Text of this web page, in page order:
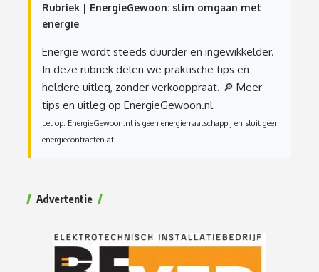
Rubriek | EnergieGewoon: slim omgaan met
energie
Energie wordt steeds duurder en ingewikkelder.
In deze rubriek delen we praktische tips en
heldere uitleg, zonder verkooppraat. 🔎 Meer
tips en uitleg op EnergieGewoon.nl
Let op: EnergieGewoon.nl is geen energiemaatschappij en sluit geen
energiecontracten af.
Advertentie